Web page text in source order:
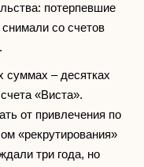
потерпевшие
со счетов
суммах – десятках
«Виста».
от привлечения по
«рекрутирования»
три года, но